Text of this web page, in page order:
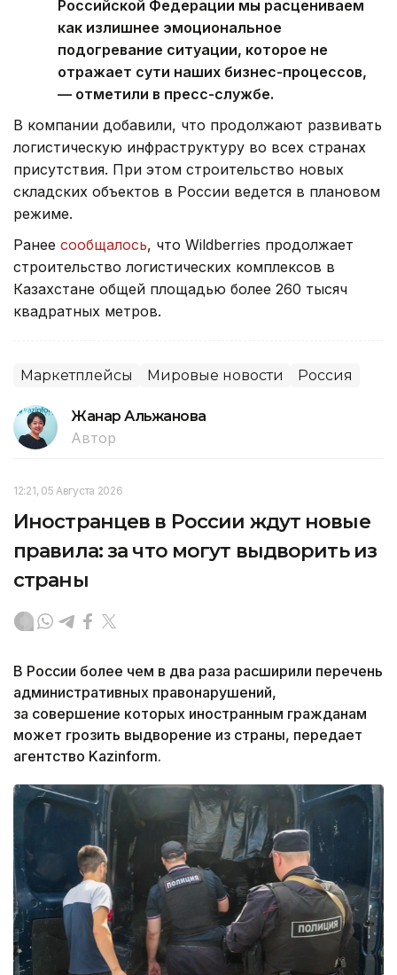
Российской Федерации мы расцениваем
как излишнее эмоциональное
подогревание ситуации, которое не
отражает сути наших бизнес-процессов,
— отметили в пресс-службе.
В компании добавили, что продолжают развивать
логистическую инфраструктуру во всех странах
присутствия. При этом строительство новых
складских объектов в России ведется в плановом
режиме.
Ранее сообщалось, что Wildberries продолжает
строительство логистических комплексов в
Казахстане общей площадью более 260 тысяч
квадратных метров.
Маркетплейсы Мировые новости Россия
Жанар Альжанова
Автор
12:21, 05 Августа 2026
Иностранцев в России ждут новые
правила: за что могут выдворить из
страны
В России более чем в два раза расширили перечень
административных правонарушений,
за совершение которых иностранным гражданам
может грозить выдворение из страны, передает
агентство Kazinform.